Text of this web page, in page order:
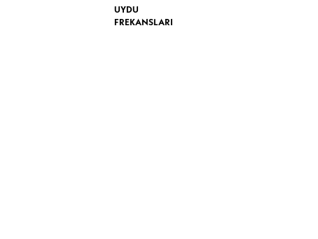
UYDU
FREKANSLARI